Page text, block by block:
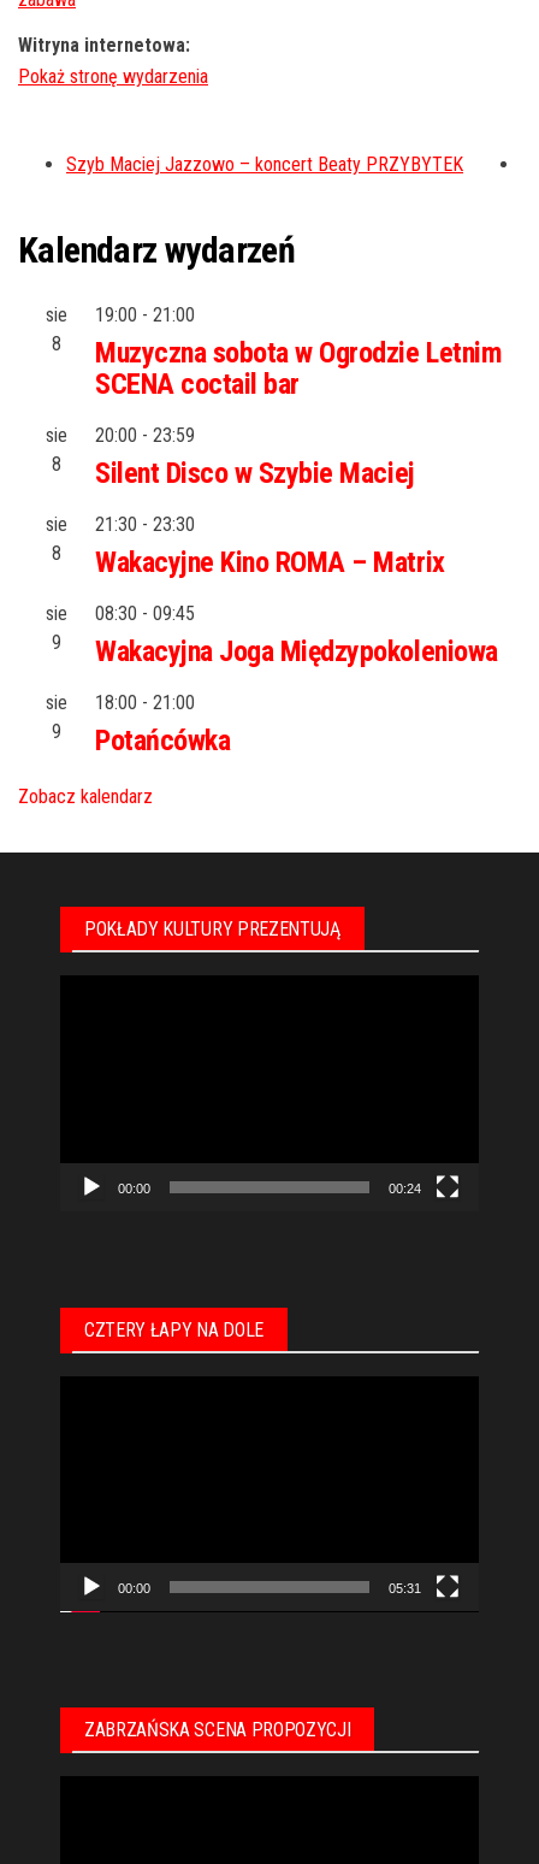
Witryna internetowa:
Szyb Maciej Jazzowo – koncert Beaty PRZYBYTEK
Kalendarz wydarzeń
sie
8
19:00 - 21:00
Muzyczna sobota w Ogrodzie Letnim
SCENA coctail bar
sie
8
20:00 - 23:59
Silent Disco w Szybie Maciej
sie
8
21:30 - 23:30
Wakacyjne Kino ROMA – Matrix
sie
9
08:30 - 09:45
Wakacyjna Joga Międzypokoleniowa
sie
9
18:00 - 21:00
Potańcówka
Zobacz kalendarz
POKŁADY KULTURY PREZENTUJĄ
00:00 00:24
CZTERY ŁAPY NA DOLE
00:00 05:31
ZABRZAŃSKA SCENA PROPOZYCJI